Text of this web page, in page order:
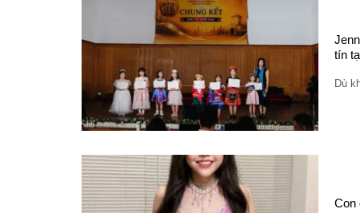
tín
Dù
Con